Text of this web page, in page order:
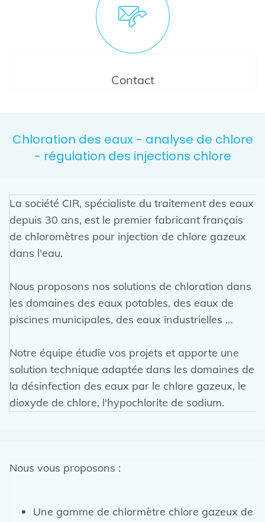
Contact
Chloration des eaux - analyse de chlore
- régulation des injections chlore
La société CIR, spécialiste du traitement des eaux
depuis 30 ans, est le premier fabricant français
de chloromètres pour injection de chlore gazeux
dans l'eau.
Nous proposons nos solutions de chloration dans
les domaines des eaux potables, des eaux de
piscines municipales, des eaux industrielles …
Notre équipe étudie vos projets et apporte une
solution technique adaptée dans les domaines de
la désinfection des eaux par le chlore gazeux, le
dioxyde de chlore, l'hypochlorite de sodium.
Nous vous proposons :
Une gamme de chlormètre chlore gazeux de